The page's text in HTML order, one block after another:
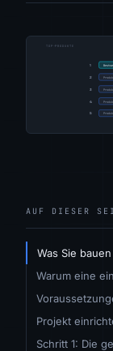
AUF DIESER
Was Sie
Warum eine
Projekt
Schritt 1: Die